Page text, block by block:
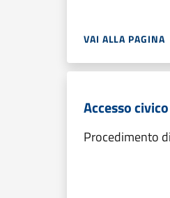
VAI ALLA PAGINA
Accesso
Procedimento